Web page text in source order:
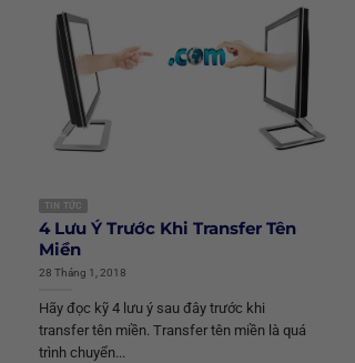
TIN TỨC
4 Lưu Ý Trước Khi Transfer Tên
Miền
28 Tháng 1, 2018
Hãy đọc kỹ 4 lưu ý sau đây trước khi
transfer tên miền. Transfer tên miền là quá
trình chuyển...